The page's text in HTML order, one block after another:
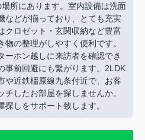
所にあります。室内設備は洗面
などが揃っており、とても充実
クロゼット・玄関収納など豊富
物の整理がしやすく便利です。
ーホン越しに来訪者を確認でき
事前回避にも繋がります。2LDK
や近鉄橿原線九条付近で、お客
チしたお部屋を探しませんか。
探しをサポート致します。